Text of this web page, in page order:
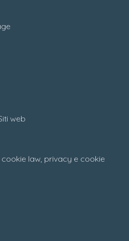
web
law, privacy e cookie